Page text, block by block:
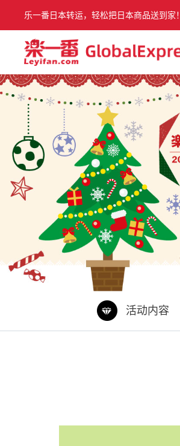
乐一番日本转运，轻松把日本商品送到家！
活动内容